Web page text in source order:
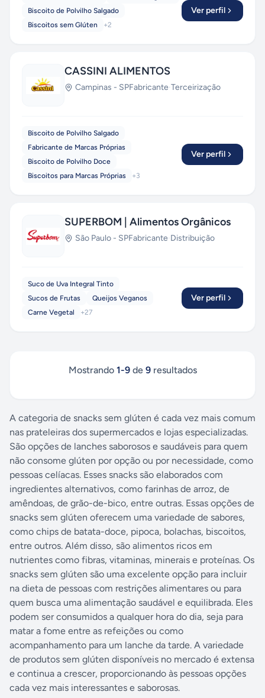
Biscoito de Polvilho Salgado
Biscoitos sem Glúten
+2
Ver perfil
CASSINI ALIMENTOS
Campinas - SPFabricante·Terceirização
Biscoito de Polvilho Salgado
Fabricante de Marcas Próprias
Biscoito de Polvilho Doce
Biscoitos para Marcas Próprias
+3
Ver perfil
SUPERBOM | Alimentos Orgânicos
São Paulo - SPFabricante·Distribuição
Suco de Uva Integral Tinto
Sucos de Frutas
Queijos Veganos
Carne Vegetal
+27
Ver perfil
Mostrando 1-9de 9resultados
A categoria de snacks sem glúten é cada vez mais comum
nas prateleiras dos supermercados e lojas especializadas.
São opções de lanches saborosos e saudáveis para quem
não consome glúten por opção ou por necessidade, como
pessoas celíacas. Esses snacks são elaborados com
ingredientes alternativos, como farinhas de arroz, de
amêndoas, de grão-de-bico, entre outras. Essas opções de
snacks sem glúten oferecem uma variedade de sabores,
como chips de batata-doce, pipoca, bolachas, biscoitos,
entre outros. Além disso, são alimentos ricos em
nutrientes como fibras, vitaminas, minerais e proteínas. Os
snacks sem glúten são uma excelente opção para incluir
na dieta de pessoas com restrições alimentares ou para
quem busca uma alimentação saudável e equilibrada. Eles
podem ser consumidos a qualquer hora do dia, seja para
matar a fome entre as refeições ou como
acompanhamento para um lanche da tarde. A variedade
de produtos sem glúten disponíveis no mercado é extensa
e continua a crescer, proporcionando às pessoas opções
cada vez mais interessantes e saborosas.